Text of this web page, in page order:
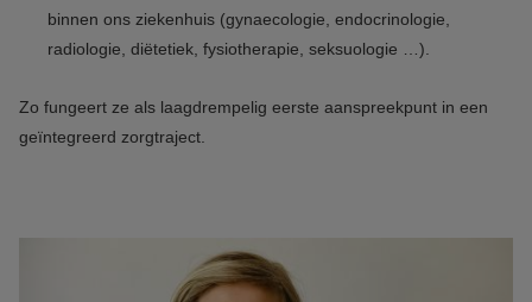
binnen ons ziekenhuis (gynaecologie, endocrinologie,
radiologie, diëtetiek, fysiotherapie, seksuologie …).
Zo fungeert ze als laagdrempelig eerste aanspreekpunt in een
geïntegreerd zorgtraject.